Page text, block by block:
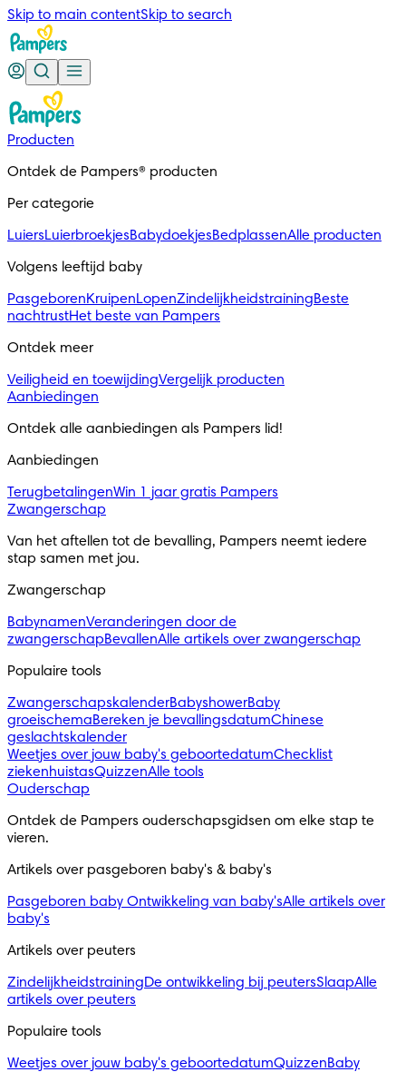
Skip to main contentSkip to search
Producten
Ontdek de Pampers® producten
Per categorie
LuiersLuierbroekjesBabydoekjesBedplassenAlle producten
Volgens leeftijd baby
PasgeborenKruipenLopenZindelijkheidstrainingBeste
nachtrustHet beste van Pampers
Ontdek meer
Veiligheid en toewijdingVergelijk producten
Aanbiedingen
Ontdek alle aanbiedingen als Pampers lid!
Aanbiedingen
TerugbetalingenWin 1 jaar gratis Pampers
Zwangerschap
Van het aftellen tot de bevalling, Pampers neemt iedere
stap samen met jou.
Zwangerschap
BabynamenVeranderingen door de
zwangerschapBevallenAlle artikels over zwangerschap
Populaire tools
ZwangerschapskalenderBabyshowerBaby
groeischemaBereken je bevallingsdatumChinese
geslachtskalender
Weetjes over jouw baby's geboortedatumChecklist
ziekenhuistasQuizzenAlle tools
Ouderschap
Ontdek de Pampers ouderschapsgidsen om elke stap te
vieren.
Artikels over pasgeboren baby's & baby's
Pasgeboren baby Ontwikkeling van baby'sAlle artikels over
baby's
Artikels over peuters
ZindelijkheidstrainingDe ontwikkeling bij peutersSlaapAlle
artikels over peuters
Populaire tools
Weetjes over jouw baby's geboortedatumQuizzenBaby